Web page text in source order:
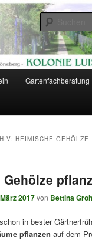
Südgelände
Gartenfachberatung
HEIMISCHE GEHÖLZE
2017von Bettina
in bester
pflanzen auf dem